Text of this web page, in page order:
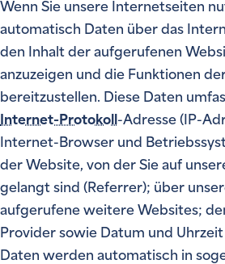
Wenn Sie unsere Internetseiten
automatisch Daten über das
den Inhalt der aufgerufenen
anzuzeigen und die Funktionen
bereitzustellen. Diese Daten
Internet-Protokoll -Adresse (IP-
Internet-Browser und
der Website, von der Sie auf
gelangt sind (Referrer); über
aufgerufene weitere Websites;
Provider sowie Datum und
Daten werden automatisch in